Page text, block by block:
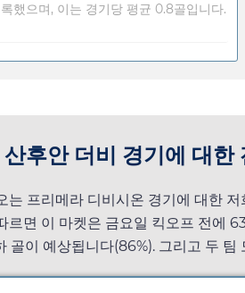
했으며, 이는 경기당 평균 0.8골입니다.
후안 더비 경기에 대한
프리메라 디비시온 경기에 대한
르면 이 마켓은 금요일 킥오프 전에
골이 예상됩니다(86%). 그리고 두